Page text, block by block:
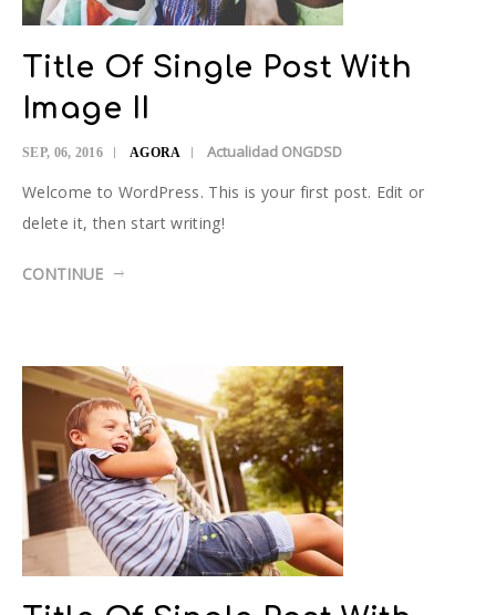
Title Of Single Post With
Image II
SEP, 06, 2016 AGORA Actualidad ONGDSD
Welcome to WordPress. This is your first post. Edit or
delete it, then start writing!
CONTINUE